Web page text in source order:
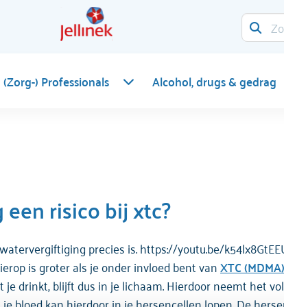
(Zorg-) Professionals Alcohol, drugs & gedrag
risico bij xtc?
precies is. https://youtu.be/
is groter als je onder invloed bent vanXTC (MDMA)
drinkt, blijft dus in je lichaam. Hierdoor neemt het